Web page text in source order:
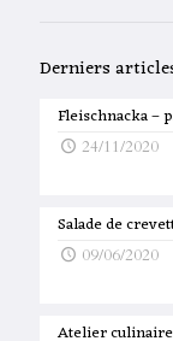
Derniers
Fleischnacka –
24/11/2020
Salade de
09/06/2020
Atelier